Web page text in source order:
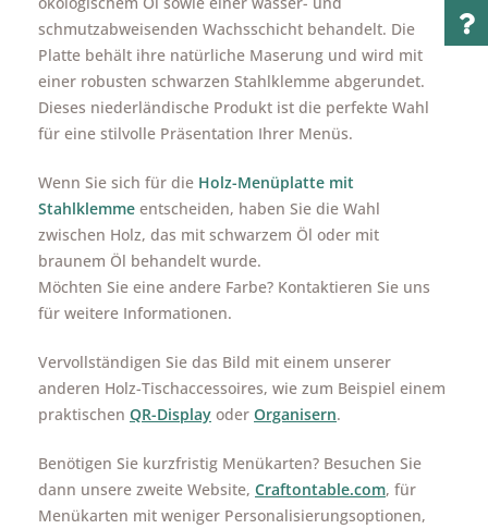
schmutzabweisenden Wachsschicht behandelt. Die
Platte behält ihre natürliche Maserung und wird mit
einer robusten schwarzen Stahlklemme abgerundet.
Dieses niederländische Produkt ist die perfekte Wahl
für eine stilvolle Präsentation Ihrer Menüs.
Wenn Sie sich für die Holz-Menüplatte mit
Stahlklemme entscheiden, haben Sie die Wahl
zwischen Holz, das mit schwarzem Öl oder mit
braunem Öl behandelt wurde.
Möchten Sie eine andere Farbe? Kontaktieren Sie uns
für weitere Informationen.
Vervollständigen Sie das Bild mit einem unserer
anderen Holz-Tischaccessoires, wie zum Beispiel einem
praktischen QR-Display oder Organisern.
Benötigen Sie kurzfristig Menükarten? Besuchen Sie
dann unsere zweite Website, Craftontable.com, für
Menükarten mit weniger Personalisierungsoptionen,